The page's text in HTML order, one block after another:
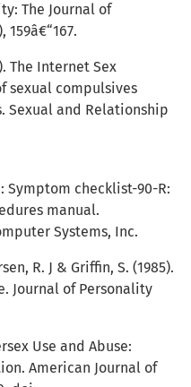
The Journal of
The Internet Sex
sexual compulsives
Sexual and Relationship
Symptom checklist-90-R:
manual.
Systems, Inc.
R. J & Griffin, S. (1985).
Journal of Personality
Use and Abuse:
American Journal of